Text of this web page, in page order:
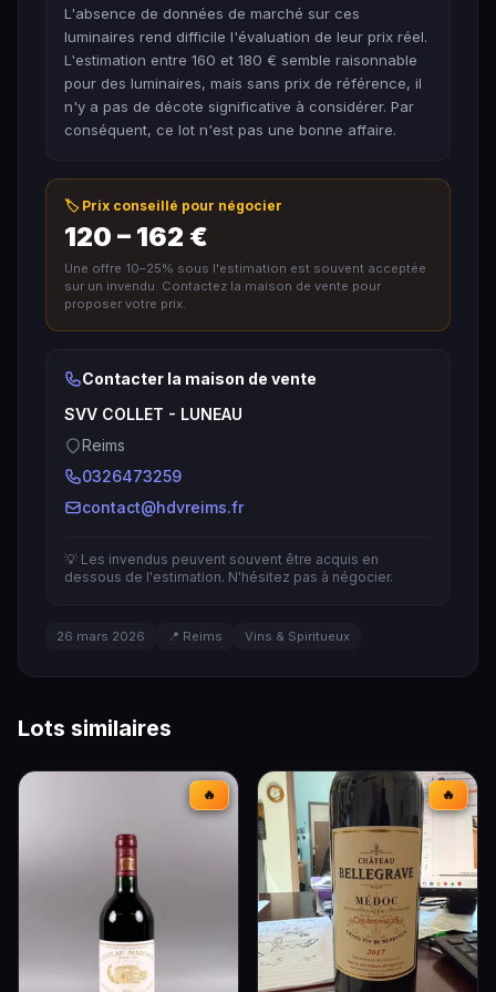
L'absence de données de marché sur ces
luminaires rend difficile l'évaluation de leur prix réel.
L'estimation entre 160 et 180 € semble raisonnable
pour des luminaires, mais sans prix de référence, il
n'y a pas de décote significative à considérer. Par
conséquent, ce lot n'est pas une bonne affaire.
🏷️ Prix conseillé pour négocier
120 – 162 €
Une offre 10–25% sous l'estimation est souvent acceptée
sur un invendu. Contactez la maison de vente pour
proposer votre prix.
Contacter la maison de vente
SVV COLLET - LUNEAU
Reims
0326473259
contact@hdvreims.fr
💡 Les invendus peuvent souvent être acquis en
dessous de l'estimation. N'hésitez pas à négocier.
26 mars 2026 📍 Reims Vins & Spiritueux
Lots similaires
🔥 🔥